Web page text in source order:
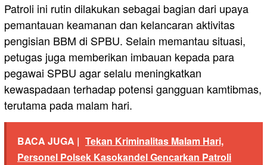
Patroli ini rutin dilakukan sebagai bagian dari upaya
pemantauan keamanan dan kelancaran aktivitas
pengisian BBM di SPBU. Selain memantau situasi,
petugas juga memberikan imbauan kepada para
pegawai SPBU agar selalu meningkatkan
kewaspadaan terhadap potensi gangguan kamtibmas,
terutama pada malam hari.
BACA JUGA | Tekan Kriminalitas Malam Hari,
Personel Polsek Kasokandel Gencarkan Patroli